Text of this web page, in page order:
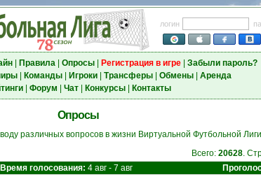
логин
| Правила| Опросы| Регистрация в игре| Забыли пароль?
| Команды| Игроки| Трансферы| Обмены| Аренда
| Форум Чат| Конкурсы| Контакты
Опросы
различных вопросов в жизни Виртуальной Футбольной
Всего: 20628.
Время голосования: 4 авг - 7 авг